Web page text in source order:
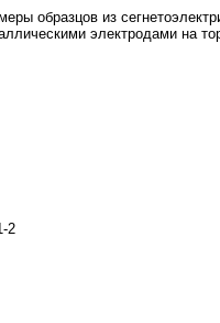
образцов из
электродами на
2